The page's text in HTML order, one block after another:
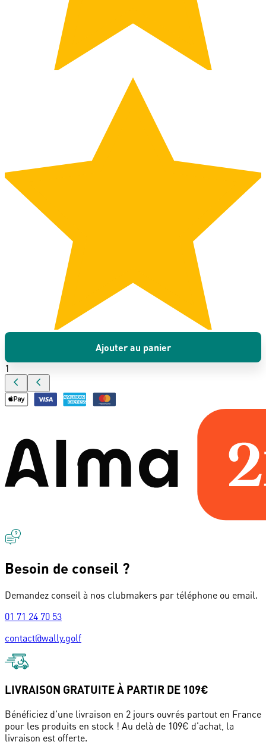
Ajouter au panier
1
Besoin de conseil ?
Demandez conseil à nos clubmakers par téléphone ou email.
01 71 24 70 53
contact@wally.golf
LIVRAISON GRATUITE À PARTIR DE 109€
Bénéficiez d'une livraison en 2 jours ouvrés partout en France
pour les produits en stock ! Au delà de 109€ d'achat, la
livraison est offerte.